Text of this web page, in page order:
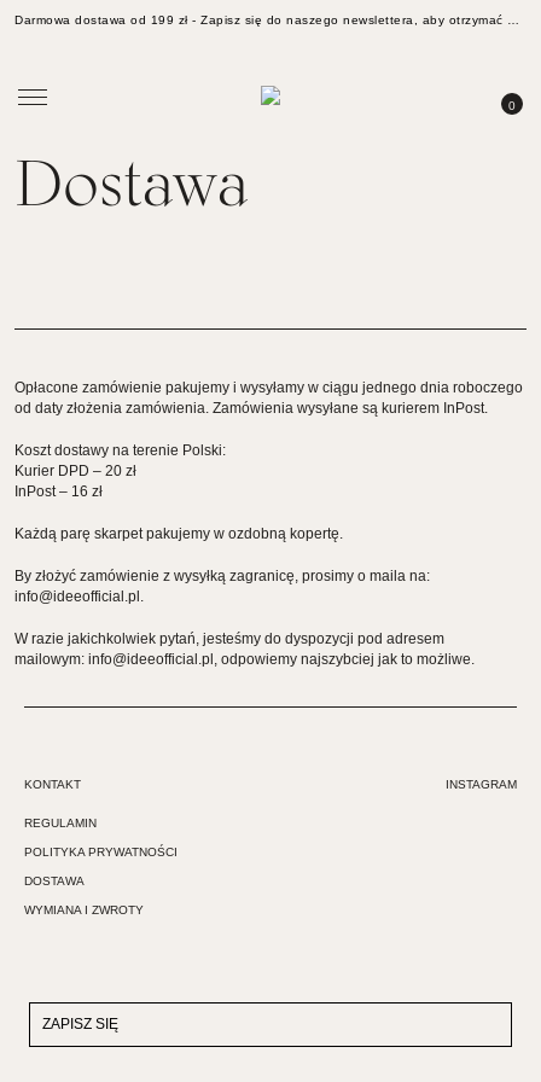
Darmowa dostawa od 199 zł - Zapisz się do naszego newslettera, aby otrzymać aktualności, inspiracje i 10% rabatu na zakupy
0
Dostawa
Opłacone zamówienie pakujemy i wysyłamy w ciągu jednego dnia roboczego
od daty złożenia zamówienia. Zamówienia wysyłane są kurierem InPost.
Koszt dostawy na terenie Polski:
Kurier DPD – 20 zł
InPost – 16 zł
Każdą parę skarpet pakujemy w ozdobną kopertę.
By złożyć zamówienie z wysyłką zagranicę, prosimy o maila na:
info@ideeofficial.pl.
W razie jakichkolwiek pytań, jesteśmy do dyspozycji pod adresem
mailowym: info@ideeofficial.pl, odpowiemy najszybciej jak to możliwe.
KONTAKT
REGULAMIN
POLITYKA PRYWATNOŚCI
DOSTAWA
WYMIANA I ZWROTY
INSTAGRAM